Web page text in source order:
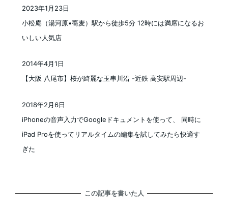
小松庵（湯河原•蕎麦）駅から徒歩5分 12時には満席になるお
いしい人気店
2023年1月23日
【大阪 八尾市】桜が綺麗な玉串川沿 -近鉄 高安駅周辺-
2014年4月1日
iPhoneの音声入力でGoogleドキュメントを使って、 同時に
iPad Proを使ってリアルタイムの編集を試してみたら快適す
ぎた
2018年2月6日
この記事を書いた人